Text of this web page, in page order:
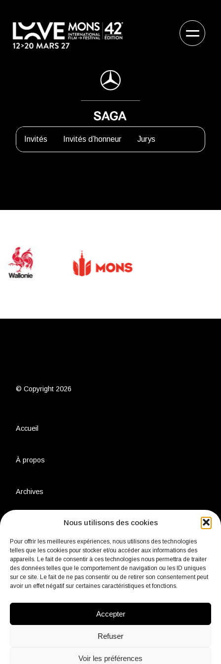
Nous utilisons des cookies
Pour offrir les meilleures expériences, nous utilisons des technologies
telles que les cookies pour stocker et/ou accéder aux informations des
appareils. Le fait de consentir à ces technologies nous permettra de traiter
des données telles que le comportement de navigation ou les ID uniques
sur ce site. Le fait de ne pas consentir ou de retirer son consentement peut
avoir un effet négatif sur certaines caractéristiques et fonctions.
Accepter
Refuser
Voir les préférences
Invités Invités d’honneur Jurys
© Copyright 2026
Accueil
À propos
Archives
Charte environnementale
Politique de confidentialité
Mentions légales
Linkedin